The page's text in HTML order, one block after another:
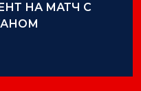
НА МАТЧ С